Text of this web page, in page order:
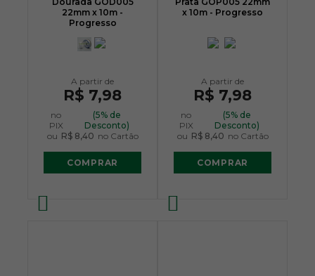
22mm x 10m -
Progresso
R$ 7,98
no
PIX
(5% de
Desconto)
ou R$ 8,40 no Cartão
COMPRAR
x 10m - Progresso
R$ 7,98
no
PIX
(5% de
Desconto)
ou R$ 8,40 no Cartão
COMPRAR